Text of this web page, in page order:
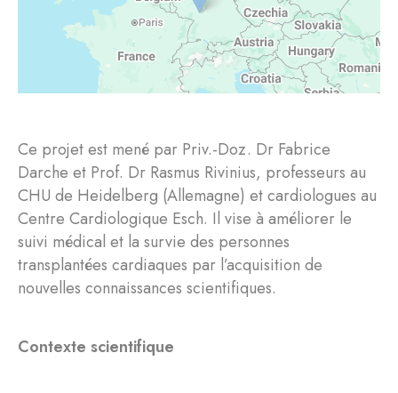
Ce projet est mené par Priv.-Doz. Dr Fabrice
Darche et Prof. Dr Rasmus Rivinius, professeurs au
CHU de Heidelberg (Allemagne) et cardiologues au
Centre Cardiologique Esch. Il vise à améliorer le
suivi médical et la survie des personnes
transplantées cardiaques par l’acquisition de
nouvelles connaissances scientifiques.
Contexte scientifique